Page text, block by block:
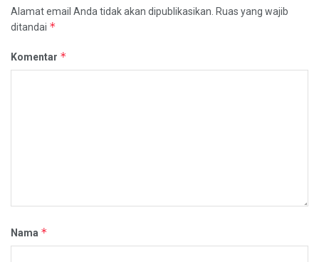
Alamat email Anda tidak akan dipublikasikan. Ruas yang wajib
ditandai *
Komentar *
Nama *